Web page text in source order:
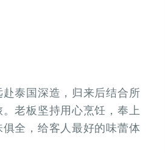
泰国深造，归来后结合所
老板坚持用心烹饪，奉上
全，给客人最好的味蕾体